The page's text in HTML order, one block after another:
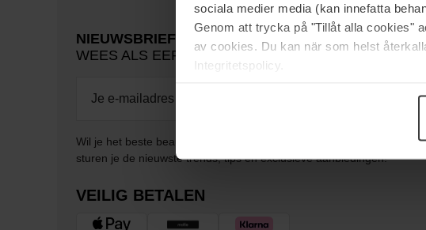
sociala medier media (kan innefatta
Genom att trycka på "Tillåt alla cookies"
av cookies. Du kan när som helst
Integritetspolicy.
NIEUWSBRIEF
WEES ALS EERSTE OP DE HOOGTE
Wil je het beste beauty-nieuws direct in je inbox ontvangen? We
sturen je de nieuwste trends, tips en exclusieve aanbiedingen!
VEILIG BETALEN